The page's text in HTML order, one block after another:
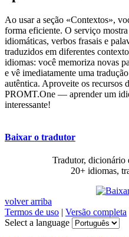
Ao usar a seção «Contextos»,
forma eficiente. O serviço
idiomáticas, verbos frasais e
traduzidos em diferentes
idiomas: você memoriza novas
e vê imediatamente uma
autêntica. Aproveite os recursos
PROMT.One — aprender um
interessante!
Baixar o tradutor
Tradutor, dicionário
20+ idiomas,
volver arriba
Termos de uso | Versão completa
Select a language